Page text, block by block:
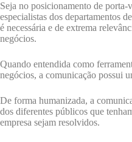
Seja no posicionamento de
especialistas dos departamentos
é necessária e de extrema
negócios.
Quando entendida como
negócios, a comunicação possui
De forma humanizada, a
dos diferentes públicos que
empresa sejam resolvidos.